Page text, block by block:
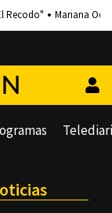
Recodo" Mariana